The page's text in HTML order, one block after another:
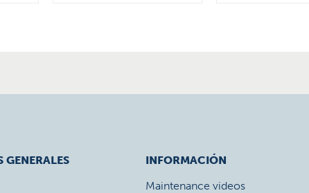
INFORMACIÓN
Maintenance videos